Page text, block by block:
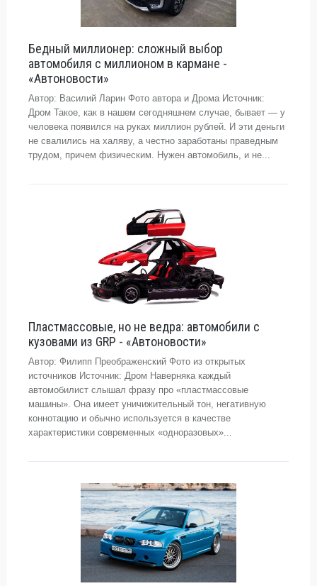
Бедный миллионер: сложный выбор
автомобиля с миллионом в кармане -
«Автоновости»
Автор: Василий Ларин Фото автора и Дрома Источник:
Дром Такое, как в нашем сегодняшнем случае, бывает — у
человека появился на руках миллион рублей. И эти деньги
не свалились на халяву, а честно заработаны праведным
трудом, причем физическим. Нужен автомобиль, и не...
Пластмассовые, но не ведра: автомобили с
кузовами из GRP - «Автоновости»
Автор: Филипп Преображенский Фото из открытых
источников Источник: Дром Наверняка каждый
автомобилист слышал фразу про «пластмассовые
машины». Она имеет уничижительный тон, негативную
коннотацию и обычно используется в качестве
характеристики современных «одноразовых»...